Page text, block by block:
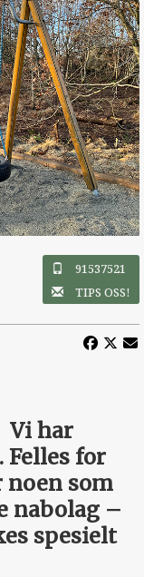
91537521
TIPS OSS!
Vi har
Felles for
noen som
nabolag –
spesielt